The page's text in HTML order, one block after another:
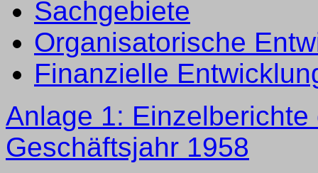
Sachgebiete
Organisatorische
Finanzielle
Anlage 1:
Geschäftsjahr 1958